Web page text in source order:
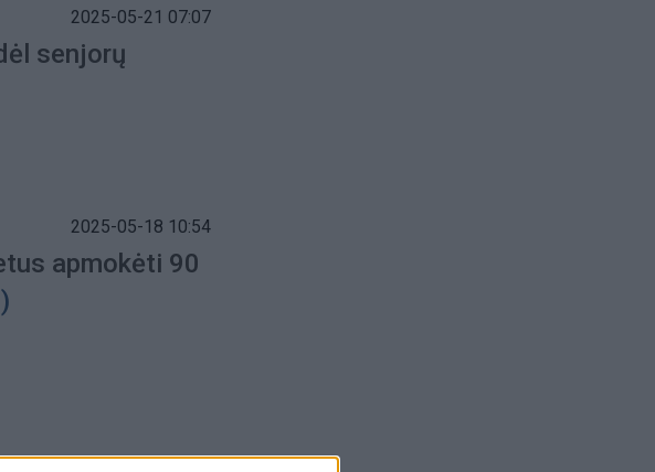
2025-05-21 07:07
senjorų
2025-05-18 10:54
apmokėti 90